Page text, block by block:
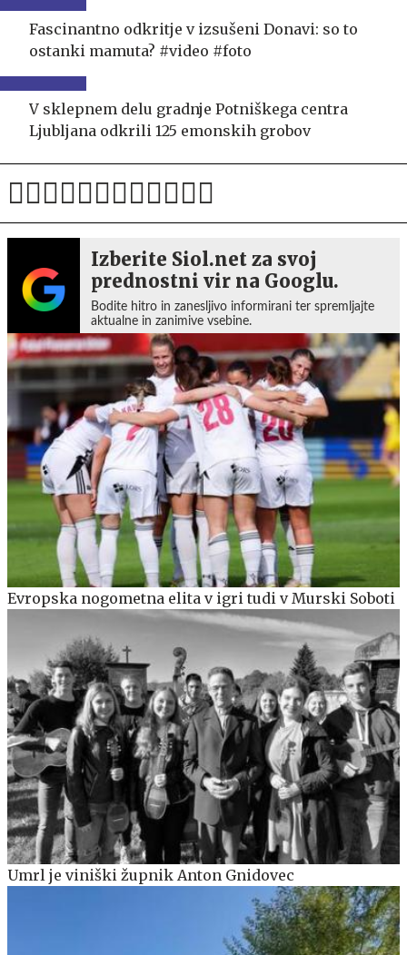
Fascinantno odkritje v izsušeni Donavi: so to
ostanki mamuta? #video #foto
V sklepnem delu gradnje Potniškega centra
Ljubljana odkrili 125 emonskih grobov
Izberite Siol.net za svoj
prednostni vir na Googlu.
Bodite hitro in zanesljivo informirani ter spremljajte
aktualne in zanimive vsebine.
Evropska nogometna elita v igri tudi v Murski Soboti
Umrl je viniški župnik Anton Gnidovec